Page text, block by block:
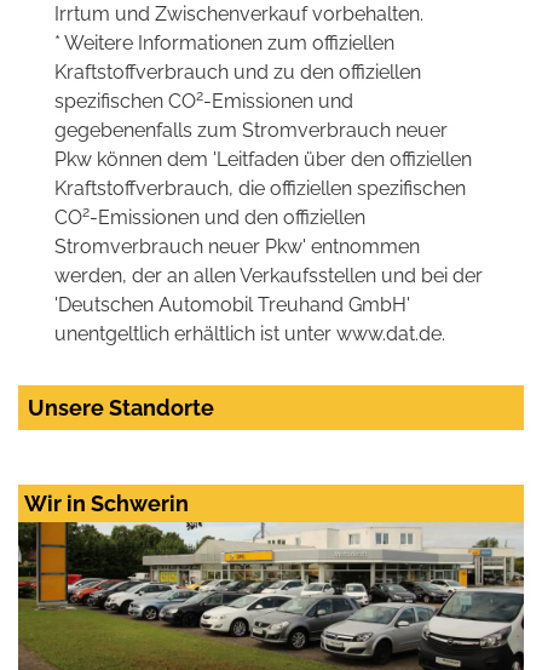
Irrtum und Zwischenverkauf vorbehalten.
* Weitere Informationen zum offiziellen
Kraftstoffverbrauch und zu den offiziellen
spezifischen CO2-Emissionen und
gegebenenfalls zum Stromverbrauch neuer
Pkw können dem 'Leitfaden über den offiziellen
Kraftstoffverbrauch, die offiziellen spezifischen
CO2-Emissionen und den offiziellen
Stromverbrauch neuer Pkw' entnommen
werden, der an allen Verkaufsstellen und bei der
'Deutschen Automobil Treuhand GmbH'
unentgeltlich erhältlich ist unter www.dat.de.
Unsere Standorte
Wir in Schwerin